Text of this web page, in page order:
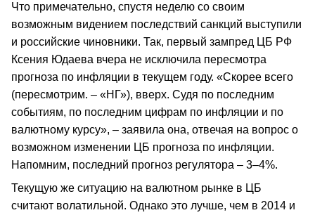
Что примечательно, спустя неделю со своим
возможным видением последствий санкций выступили
и российские чиновники. Так, первый зампред ЦБ РФ
Ксения Юдаева вчера не исключила пересмотра
прогноза по инфляции в текущем году. «Скорее всего
(пересмотрим. – «НГ»), вверх. Судя по последним
событиям, по последним цифрам по инфляции и по
валютному курсу», – заявила она, отвечая на вопрос о
возможном изменении ЦБ прогноза по инфляции.
Напомним, последний прогноз регулятора – 3–4%.
Текущую же ситуацию на валютном рынке в ЦБ
считают волатильной. Однако это лучше, чем в 2014 и